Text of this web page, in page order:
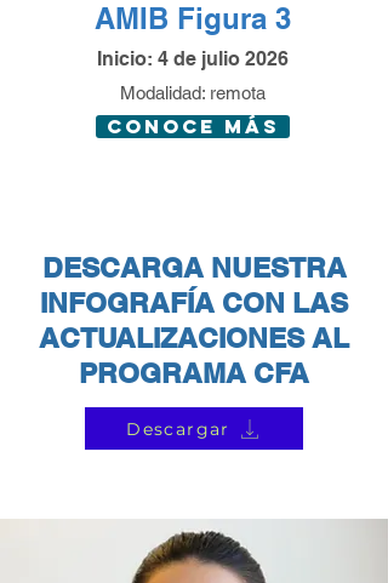
AMIB Figura 3
Inicio: 4 de julio 2026
Modalidad: remota
conoce más
DESCARGA NUESTRA
INFOGRAFÍA CON LAS
ACTUALIZACIONES AL
PROGRAMA CFA
Descargar